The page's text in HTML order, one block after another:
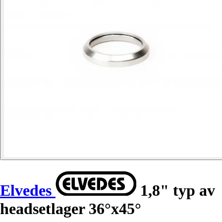
Elvedes
1,8" typ av
headsetlager 36°x45°